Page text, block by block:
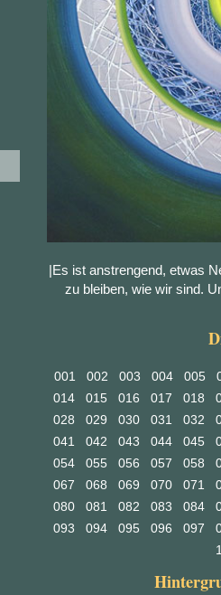
|Es ist anstrengend, etwas
zu bleiben, wie wir sind.
001 002 003 004 005
014
015 016 017 018
028
029 030 031 032
041
042 043 044 045
054
055 056 057 058
067
068 069 070 071
080
081 082 083 084
093
094 095 096 097